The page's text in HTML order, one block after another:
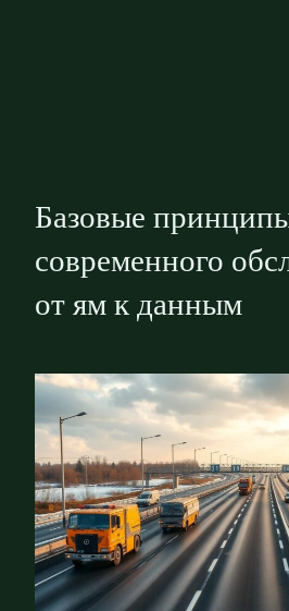
Базовые
современного
от ям к данным